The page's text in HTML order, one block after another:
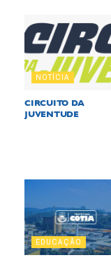
NOTÍCIA
CIRCUITO DA
JUVENTUDE
EDUCAÇÃO